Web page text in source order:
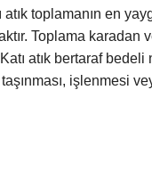
toplamanın en
Toplama karadan
atık bertaraf bedeli
işlenmesi